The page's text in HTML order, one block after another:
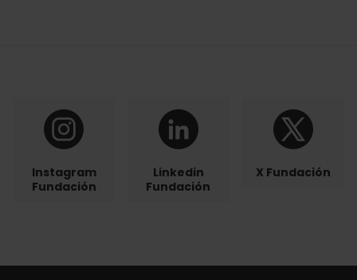
Instagram
Fundación
Linkedin
Fundación
X Fundación